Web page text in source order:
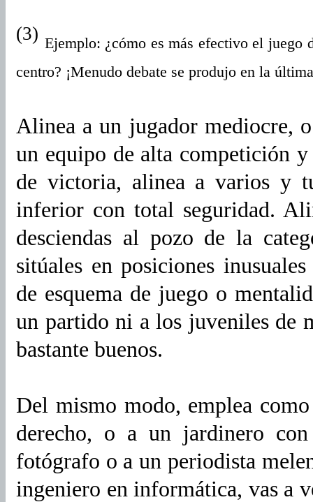
(3) Ejemplo: ¿cómo es más efectivo el juego
centro? ¡Menudo debate se produjo en la
Alinea a un jugador mediocre,
un equipo de alta competición
de victoria, alinea a varios y
inferior con total seguridad.
desciendas al pozo de la
sitúales en posiciones
de esquema de juego o
un partido ni a los juveniles de
bastante buenos.
Del mismo modo, emplea
derecho, o a un jardinero
fotógrafo o a un periodista
ingeniero en informática, vas a